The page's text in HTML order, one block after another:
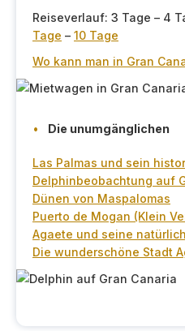
Reiseverlauf: 3 Tage – 4
Tage – 10 Tage
Wo kann man in Gran
Die unumgänglichen
Las Palmas und sein
Delphinbeobachtung auf
Dünen von Maspalomas
Puerto de Mogan (Klein
Agaete und seine
Die wunderschöne Stadt